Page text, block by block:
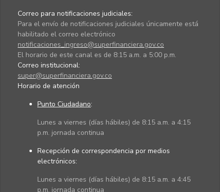
Correo para notificaciones judiciales:
Para el envío de notificaciones judiciales únicamente está
habilitado el correo electrónico
notificaciones_ingreso@superfinanciera.gov.co
El horario de este canal es de 8:15 a.m. a 5:00 p.m.
Correo institucional:
super@superfinanciera.gov.co
Horario de atención
Punto Ciudadano:
Lunes a viernes (días hábiles) de 8:15 a.m. a 4:15
p.m. jornada continua
Recepción de correspondencia por medios
electrónicos:
Lunes a viernes (días hábiles) de 8:15 a.m. a 4:45
p.m. jornada continua